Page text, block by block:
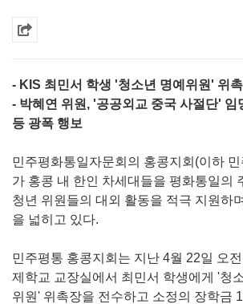
- KIS 최민서 학생 '청소년 명예위원' 위
- 박혜연 위원, '공공외교 중국 사절단' 임
등 광폭 행보
민주평화통일자문회의 홍콩지회(이하
가 홍콩 내 한인 차세대들을 평화통일의
청년 위원들의 대외 활동을 적극 지원하
을 넓히고 있다.
민주평통 홍콩지회는 지난 4월 22일 오
제학교 교장실에서 최민서 학생에게 '청
위원' 위촉장을 전수하고 소정의 장학금